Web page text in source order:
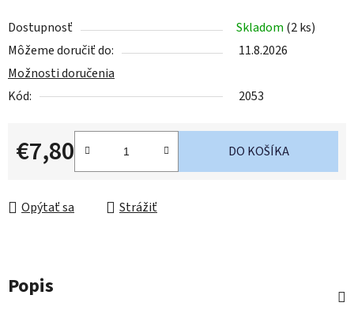
Dostupnosť Skladom (2 ks)
Môžeme doručiť do:
11.8.2026
Možnosti doručenia
Kód:
2053
€7,80
Jednotková cena:
DO KOŠÍKA
Opýtať sa Strážiť
Popis